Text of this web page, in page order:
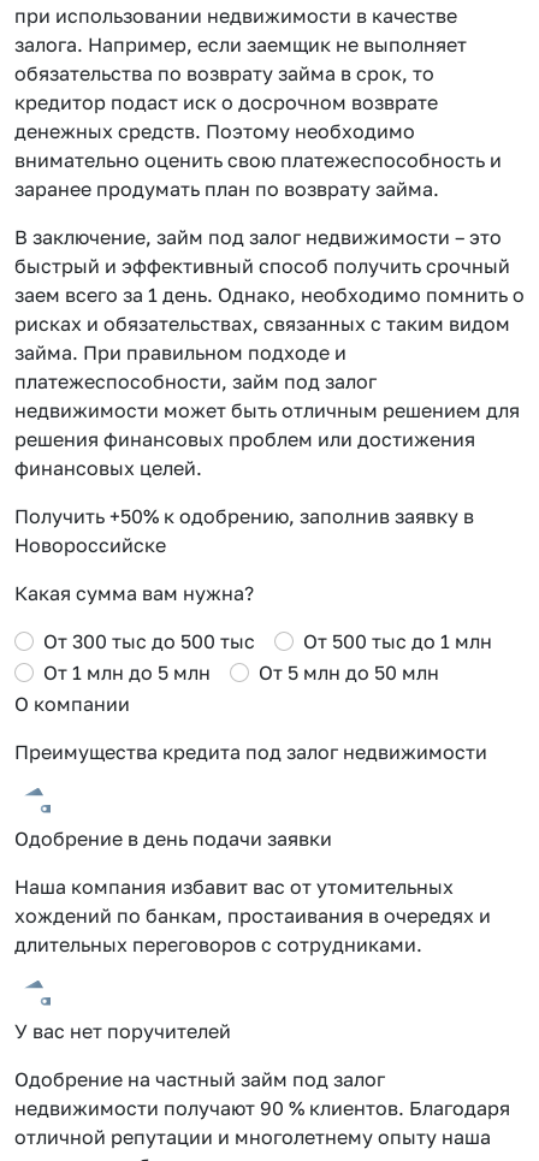
при использовании недвижимости в качестве
залога. Например, если заемщик не выполняет
обязательства по возврату займа в срок, то
кредитор подаст иск о досрочном возврате
денежных средств. Поэтому необходимо
внимательно оценить свою платежеспособность и
заранее продумать план по возврату займа.
В заключение, займ под залог недвижимости – это
быстрый и эффективный способ получить срочный
заем всего за 1 день. Однако, необходимо помнить о
рисках и обязательствах, связанных с таким видом
займа. При правильном подходе и
платежеспособности, займ под залог
недвижимости может быть отличным решением для
решения финансовых проблем или достижения
финансовых целей.
Получить +50% к одобрению, заполнив заявку в
Новороссийске
Какая сумма вам нужна?
От 300 тыс до 500 тыс
От 500 тыс до 1 млн
От 1 млн до 5 млн
От 5 млн до 50 млн
О компании
Преимущества кредита под залог недвижимости
Одобрение в день подачи заявки
Наша компания избавит вас от утомительных
хождений по банкам, простаивания в очередях и
длительных переговоров с сотрудниками.
У вас нет поручителей
Одобрение на частный займ под залог
недвижимости получают 90 % клиентов. Благодаря
отличной репутации и многолетнему опыту наша